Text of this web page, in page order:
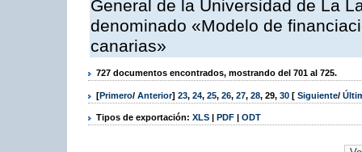
General de la Universidad de La
denominado «Modelo de
canarias»
727 documentos encontrados, mostrando del 701 al 725.
[Primero/ Anterior] 23, 24, 25, 26, 27, 28, 29, 30 [ Siguiente/
Tipos de exportación: XLS | PDF | ODT